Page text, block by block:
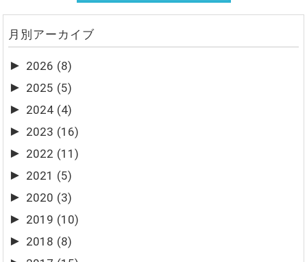
月別アーカイブ
► 2026 (8)
► 2025 (5)
► 2024 (4)
► 2023 (16)
► 2022 (11)
► 2021 (5)
► 2020 (3)
► 2019 (10)
► 2018 (8)